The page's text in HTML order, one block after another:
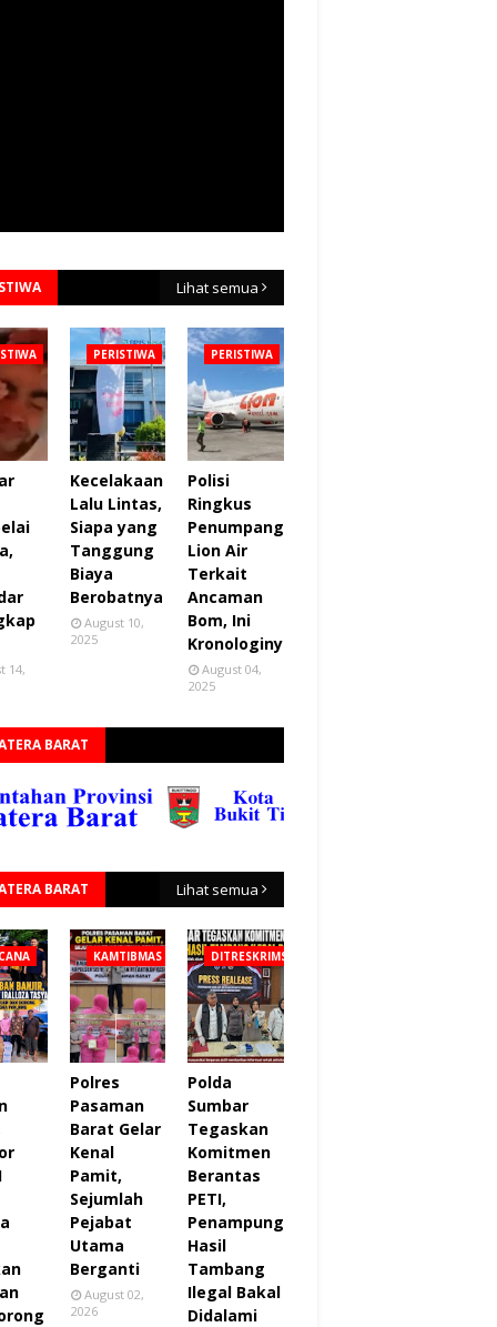
Lihat semua
14,
PERISTIWA
Kecelakaan
Lalu Lintas,
Siapa yang
Tanggung
Biaya
Berobatnya
August 10,
2025
PERISTIWA
Polisi
Ringkus
Penumpang
Lion Air
Terkait
Ancaman
Bom, Ini
Kronologinya
August 04,
2025
BARAT
BARAT Lihat semua
KAMTIBMAS
Polres
Pasaman
Barat Gelar
Kenal
Pamit,
Sejumlah
Pejabat
Utama
Berganti
August 02,
2026
DITRESKRIMSUS
Polda
Sumbar
Tegaskan
Komitmen
Berantas
PETI,
Penampung
Hasil
Tambang
Ilegal Bakal
Didalami